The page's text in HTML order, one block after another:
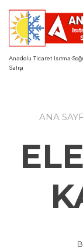
content
Anadolu Ticaret Isıtma-
Satışı
ANA